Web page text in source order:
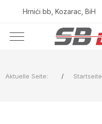
Hrnići bb, Kozarac, BiH
Aktuelle Seite: Startseite